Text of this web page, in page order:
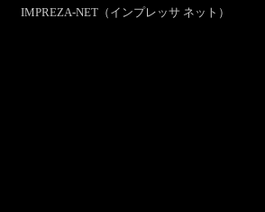
IMPREZA-NET（インプレッサ ネット）